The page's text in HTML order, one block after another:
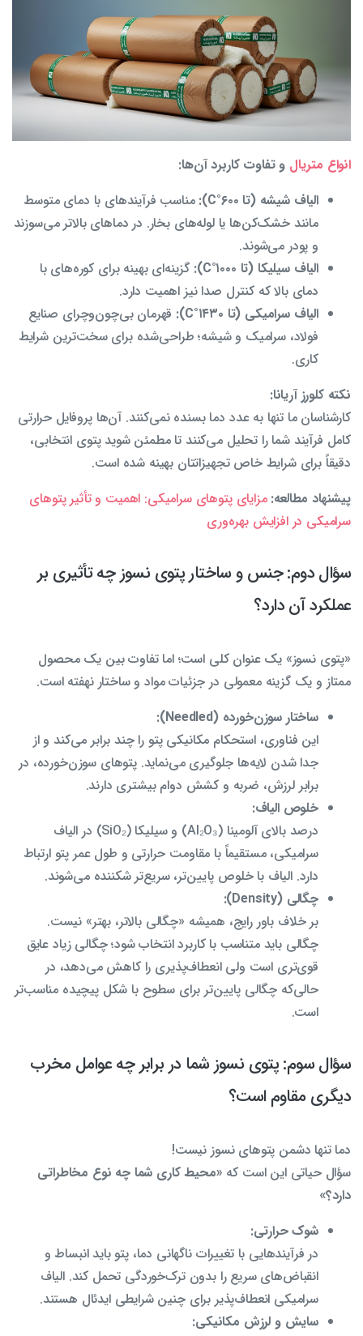
انواع متریال و تفاوت کاربرد آن‌ها:
الیاف شیشه (تا ۶۰۰°C):
مناسب فرآیندهای با دمای متوسط
مانند خشک‌کن‌ها یا لوله‌های بخار. در دماهای بالاتر می‌سوزند
و پودر می‌شوند.
الیاف سیلیکا (تا ۱۰۰۰°C):
گزینه‌ای بهینه برای کوره‌های با
دمای بالا که کنترل صدا نیز اهمیت دارد.
الیاف سرامیکی (تا ۱۴۳۰°C):
قهرمان بی‌چون‌وچرای صنایع
فولاد، سرامیک و شیشه؛ طراحی‌شده برای سخت‌ترین شرایط
کاری.
نکته کلورز آریانا:
کارشناسان ما تنها به عدد دما بسنده نمی‌کنند. آن‌ها پروفایل حرارتی
کامل فرآیند شما را تحلیل می‌کنند تا مطمئن شوید پتوی انتخابی،
دقیقاً برای شرایط خاص تجهیزاتتان بهینه شده است.
پیشنهاد مطالعه: مزایای پتوهای سرامیکی: اهمیت و تأثیر پتوهای
سرامیکی در افزایش بهره‌وری
سؤال دوم: جنس و ساختار پتوی نسوز چه تأثیری بر
عملکرد آن دارد؟
«پتوی نسوز» یک عنوان کلی است؛ اما تفاوت بین یک محصول
ممتاز و یک گزینه معمولی در جزئیات مواد و ساختار نهفته است.
ساختار سوزن‌خورده (Needled):
این فناوری، استحکام مکانیکی پتو را چند برابر می‌کند و از
جدا شدن لایه‌ها جلوگیری می‌نماید. پتوهای سوزن‌خورده، در
برابر لرزش، ضربه و کشش دوام بیشتری دارند.
خلوص الیاف:
درصد بالای آلومینا (Al₂O₃) و سیلیکا (SiO₂) در الیاف
سرامیکی، مستقیماً با مقاومت حرارتی و طول عمر پتو ارتباط
دارد. الیاف با خلوص پایین‌تر، سریع‌تر شکننده می‌شوند.
چگالی (Density):
بر خلاف باور رایج، همیشه «چگالی بالاتر، بهتر» نیست.
چگالی باید متناسب با کاربرد انتخاب شود؛ چگالی زیاد عایق
قوی‌تری است ولی انعطاف‌پذیری را کاهش می‌دهد، در
حالی‌که چگالی پایین‌تر برای سطوح با شکل پیچیده مناسب‌تر
است.
سؤال سوم: پتوی نسوز شما در برابر چه عوامل مخرب
دیگری مقاوم است؟
دما تنها دشمن پتوهای نسوز نیست!
سؤال حیاتی این است که «محیط کاری شما چه نوع مخاطراتی
دارد؟»
شوک حرارتی:
در فرآیندهایی با تغییرات ناگهانی دما، پتو باید انبساط و
انقباض‌های سریع را بدون ترک‌خوردگی تحمل کند. الیاف
سرامیکی انعطاف‌پذیر برای چنین شرایطی ایدئال هستند.
سایش و لرزش مکانیکی: